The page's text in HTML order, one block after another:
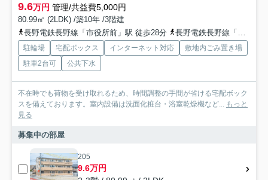
9.6万円 管理/共益費5,000円
80.99㎡ (2LDK) /築10年 /3階建
長野電鉄長野線「市役所前」駅 徒歩28分
長野電鉄長野線「本郷」駅 徒歩35分
駐輪場 宅配ボックス インターネット対応
敷地内ごみ置き場
駐車2台可
公共下水
不在時でも荷物を受け取れるため、時間調整の手間が省ける宅配ボック
スを備えております。室内設備は洗面化粧台・浴室乾燥機など... もっと
見る
募集中の部屋
205
9.6万円